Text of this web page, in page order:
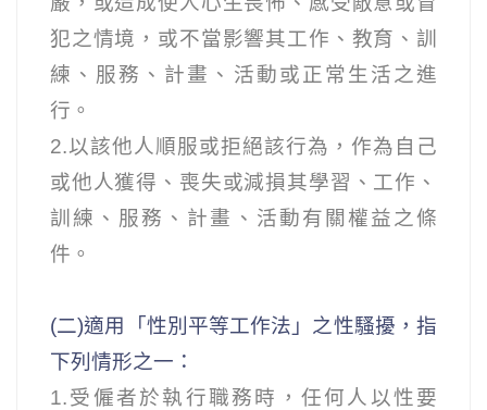
犯之情境，或不當影響其工作、教育、訓
練、服務、計畫、活動或正常生活之進
行。
2.以該他人順服或拒絕該行為，作為自己
或他人獲得、喪失或減損其學習、工作、
訓練、服務、計畫、活動有關權益之條
件。
(二)適用「性別平等工作法」之性騷擾，指
下列情形之一：
1.受僱者於執行職務時，任何人以性要